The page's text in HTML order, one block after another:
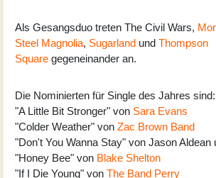
Als Gesangsduo treten The Civil Wars,
Steel Magnolia, Sugarland und Thompson
Square gegeneinander an.
Die Nominierten für Single des Jahres sind:
"A Little Bit Stronger" von Sara Evans
"Colder Weather" von Zac Brown Band
"Don't You Wanna Stay" von Jason Aldean
"Honey Bee" von Blake Shelton
"If I Die Young" von The Band Perry